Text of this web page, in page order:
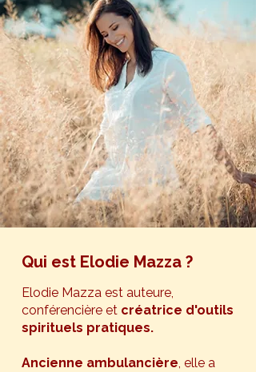
Qui est Elodie Mazza ?
Elodie Mazza est auteure,
conférencière et créatrice d'outils
spirituels pratiques.
Ancienne ambulancière, elle a